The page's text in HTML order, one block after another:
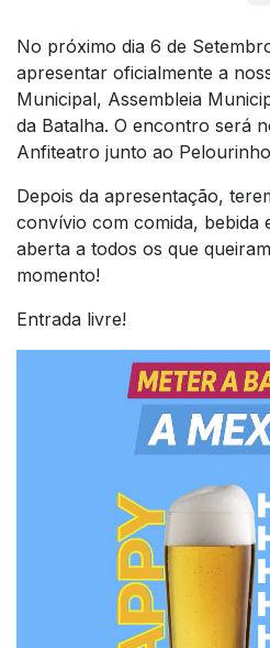
No próximo dia 6 de
apresentar oficialmente a
Municipal, Assembleia
da Batalha. O encontro será
Anfiteatro junto ao
Depois da apresentação,
convívio com comida, bebida
aberta a todos os que
momento!
Entrada livre!